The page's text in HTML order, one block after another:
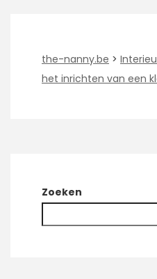
the-nanny.be >
het inrichten van een
Zoeken